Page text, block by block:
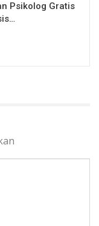
Psikolog Gratis